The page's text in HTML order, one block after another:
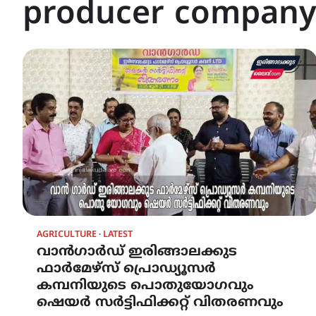
producer
AGRICULTURE LATEST
വാൻഗാർഡ് ഇരിങ്ങാലക്കുട
ഫാർമേഴ്സ് പ്രൊഡ്യൂസർ
കമ്പനിയുടെ പൊതുയോഗവും
ഷെയർ സർട്ടിഫിക്കറ്റ് വിതരണവും